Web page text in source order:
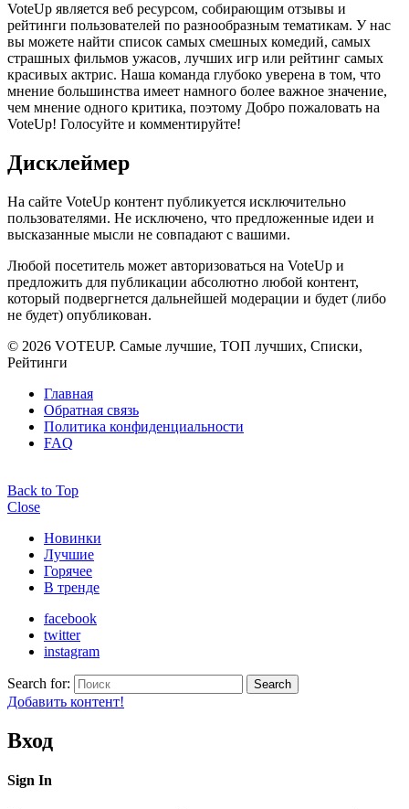
VoteUp является веб ресурсом, собирающим отзывы и
рейтинги пользователей по разнообразным тематикам. У нас
вы можете найти список самых смешных комедий, самых
страшных фильмов ужасов, лучших игр или рейтинг самых
красивых актрис. Наша команда глубоко уверена в том, что
мнение большинства имеет намного более важное значение,
чем мнение одного критика, поэтому Добро пожаловать на
VoteUp! Голосуйте и комментируйте!
Дисклеймер
На сайте VoteUp контент публикуется исключительно
пользователями. Не исключено, что предложенные идеи и
высказанные мысли не совпадают с вашими.
Любой посетитель может авторизоваться на VoteUp и
предложить для публикации абсолютно любой контент,
который подвергнется дальнейшей модерации и будет (либо
не будет) опубликован.
© 2026 VOTEUP. Самые лучшие, ТОП лучших, Списки,
Рейтинги
Главная
Обратная связь
Политика конфиденциальности
FAQ
Back to Top
Close
Новинки
Лучшие
Горячее
В тренде
facebook
twitter
instagram
Search for: Search
Добавить контент!
Вход
Sign In